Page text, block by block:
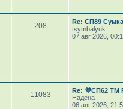
208
Re: СП89
tsymbalyuk
07 авг 2026,
11083
Re: 💜СП62 ТМ
Надена
06 авг 2026,